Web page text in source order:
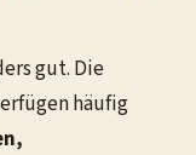
gut. Die
häufig